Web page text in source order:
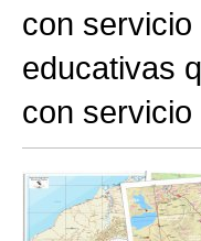
con
educativas
con servicio